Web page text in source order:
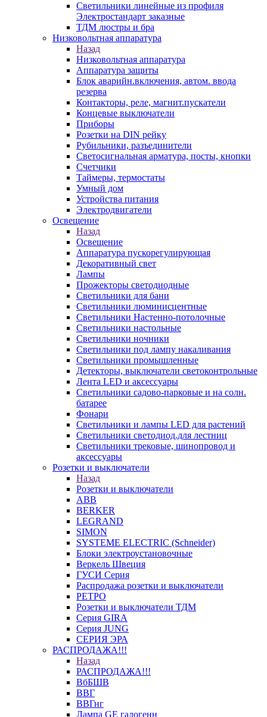
Светильники линейные из профиля
Электростандарт заказные
ТДМ люстры и бра
Низковольтная аппаратура
Назад
Низковольтная аппаратура
Аппаратура защиты
Блок аварийн.включения, автом. ввода
резерва
Контакторы, реле, магнит.пускатели
Концевые выключатели
Приборы
Розетки на DIN рейку
Рубильники, разъединители
Светосигнальная арматура, посты, кнопки
Счетчики
Таймеры, термостаты
Умный дом
Устройства питания
Электродвигатели
Освещение
Назад
Освещение
Аппаратура пускорегулирующая
Декоративный свет
Лампы
Прожекторы светодиодные
Светильники для бани
Светильники люминисцентные
Светильники Настенно-потолочные
Светильники настольные
Светильники ночники
Светильники под лампу накаливания
Светильники промышленные
Детекторы, выключатели светоконтрольные
Лента LED и аксессуары
Светильники садово-парковые и на солн.
батарее
Фонари
Светильники и лампы LED для растений
Светильники светодиод.для лестниц
Светильники трековые, шинопровод и
аксессуары
Розетки и выключатели
Назад
Розетки и выключатели
ABB
BERKER
LEGRAND
SIMON
SYSTEME ELECTRIC (Schneider)
Блоки электроустановочные
Веркель Швеция
ГУСИ Серия
Распродажа розетки и выключатели
РЕТРО
Розетки и выключатели ТДМ
Серия GIRA
Серия JUNG
СЕРИЯ ЭРА
РАСПРОДАЖА!!!
Назад
РАСПРОДАЖА!!!
ВбБШВ
ВВГ
ВВГнг
Лампа GE галогенн